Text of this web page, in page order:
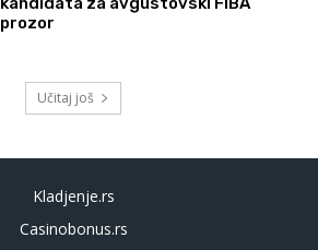
prozor
Učitaj još
Kladjenje.rs
Casinobonus.rs